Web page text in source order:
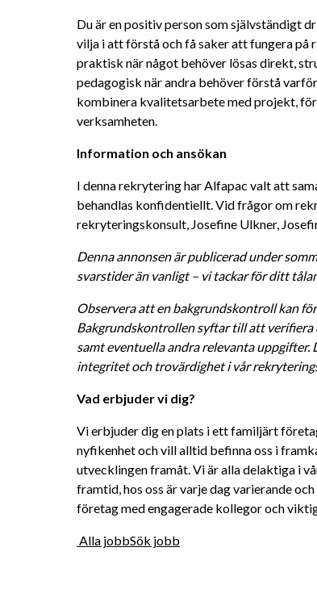
Du är en positiv person som självständigt
vilja i att förstå och få saker att fungera
praktisk när något behöver lösas direkt,
pedagogisk när andra behöver förstå
kombinera kvalitetsarbete med projekt,
verksamheten.
Information och ansökan
I denna rekrytering har Alfapac valt att
behandlas konfidentiellt. Vid frågor om
rekryteringskonsult, Josefine Ulkner,
Denna annonsen är publicerad under
svarstider än vanligt – vi tackar för ditt
Observera att en bakgrundskontroll kan
Bakgrundskontrollen syftar till att
samt eventuella andra relevanta
integritet och trovärdighet i vår
Vad erbjuder vi dig?
Vi erbjuder dig en plats i ett familjärt
nyfikenhet och vill alltid befinna oss i
utvecklingen framåt. Vi är alla delaktiga i
framtid, hos oss är varje dag varierande
företag med engagerade kollegor och
Alla jobbSök jobb